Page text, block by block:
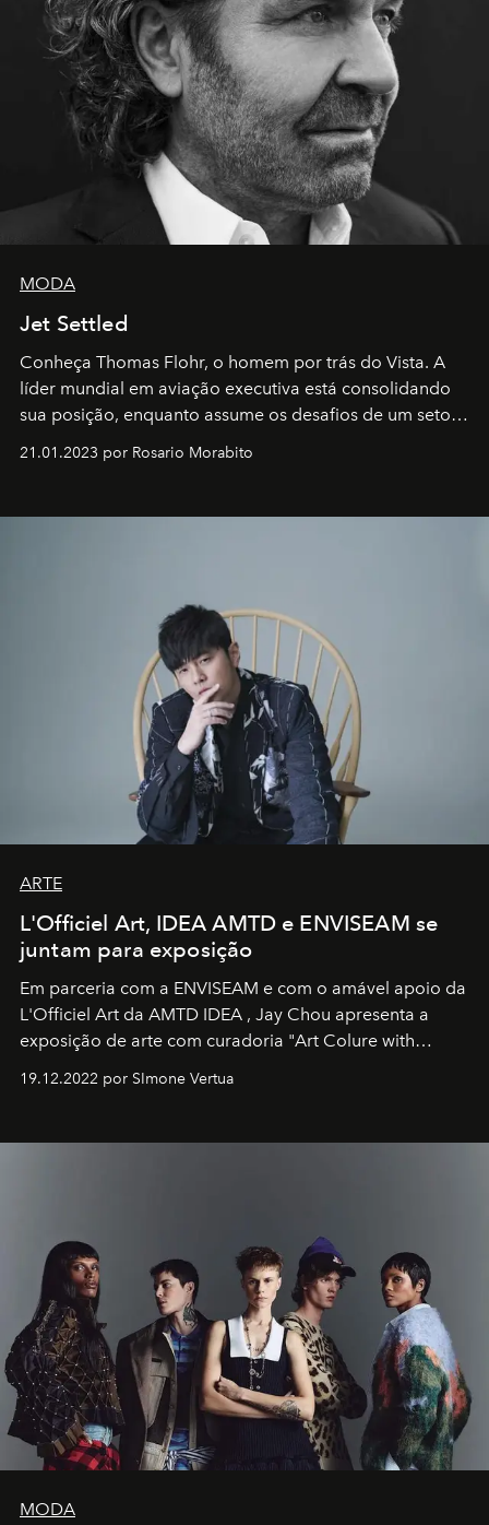
MODA
Jet Settled
Conheça Thomas Flohr, o homem por trás do Vista. A
líder mundial em aviação executiva está consolidando
sua posição, enquanto assume os desafios de um setor
em rápida evolução e redefinindo o conceito de luxo
21.01.2023 por Rosario Morabito
ARTE
L'Officiel Art, IDEA AMTD e ENVISEAM se
juntam para exposição
Em parceria com a ENVISEAM e com o amável apoio da
L'Officiel Art da AMTD IDEA , Jay Chou apresenta a
exposição de arte com curadoria "Art Colure with
19.12.2022 por SImone Vertua
MODA